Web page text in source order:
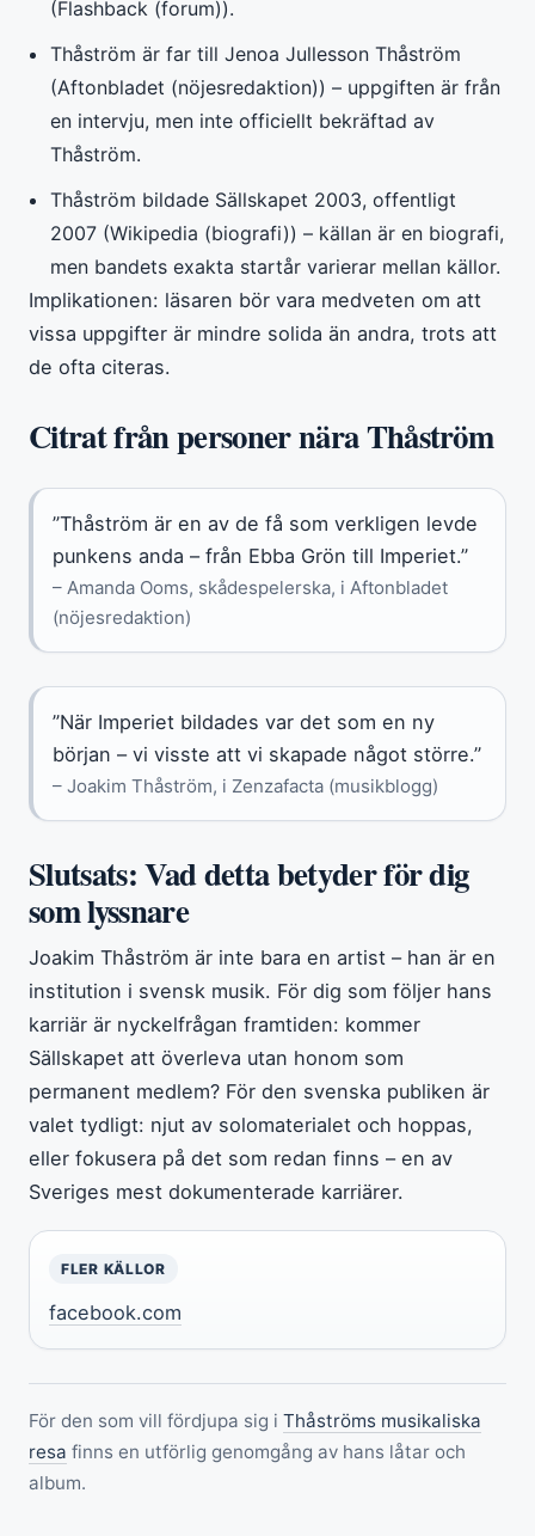
(Flashback (forum)).
Thåström är far till Jenoa Jullesson Thåström
(Aftonbladet (nöjesredaktion)) – uppgiften är från
en intervju, men inte officiellt bekräftad av
Thåström.
Thåström bildade Sällskapet 2003, offentligt
2007 (Wikipedia (biografi)) – källan är en biografi,
men bandets exakta startår varierar mellan källor.
Implikationen: läsaren bör vara medveten om att
vissa uppgifter är mindre solida än andra, trots att
de ofta citeras.
Citrat från personer nära Thåström
”Thåström är en av de få som verkligen levde
punkens anda – från Ebba Grön till Imperiet.”
– Amanda Ooms, skådespelerska, i Aftonbladet
(nöjesredaktion)
”När Imperiet bildades var det som en ny
början – vi visste att vi skapade något större.”
– Joakim Thåström, i Zenzafacta (musikblogg)
Slutsats: Vad detta betyder för dig
som lyssnare
Joakim Thåström är inte bara en artist – han är en
institution i svensk musik. För dig som följer hans
karriär är nyckelfrågan framtiden: kommer
Sällskapet att överleva utan honom som
permanent medlem? För den svenska publiken är
valet tydligt: njut av solomaterialet och hoppas,
eller fokusera på det som redan finns – en av
Sveriges mest dokumenterade karriärer.
FLER KÄLLOR
facebook.com
För den som vill fördjupa sig i Thåströms musikaliska
resa finns en utförlig genomgång av hans låtar och
album.